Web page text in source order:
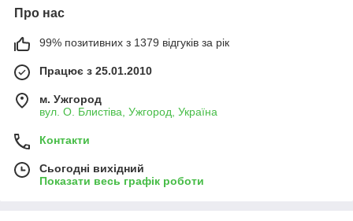
Про нас
99% позитивних з 1379 відгуків за рік
Працює з 25.01.2010
м. Ужгород
вул. О. Блистіва, Ужгород, Україна
Контакти
Сьогодні вихідний
Показати весь графік роботи